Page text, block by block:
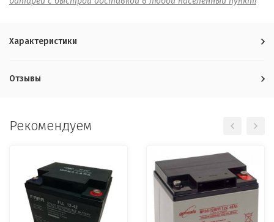
Характеристики
Отзывы
Рекомендуем